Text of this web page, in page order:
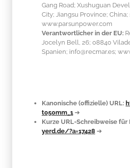
Gang Road; Xushuguan
City; Jiangsu Province; China;
www.parsunpower.com
Verantwortlicher in der EU:
Jocelyn Bell, 26; 08840
Spanien; info@recmar.es;
Kanonische (offizielle) URL:
t050mm_1 ➔
Kurze URL-Schreibweise für
yerd.de/?a=17428 ➔